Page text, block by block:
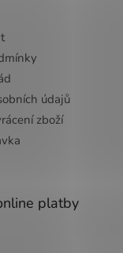
údajů
zboží
platby